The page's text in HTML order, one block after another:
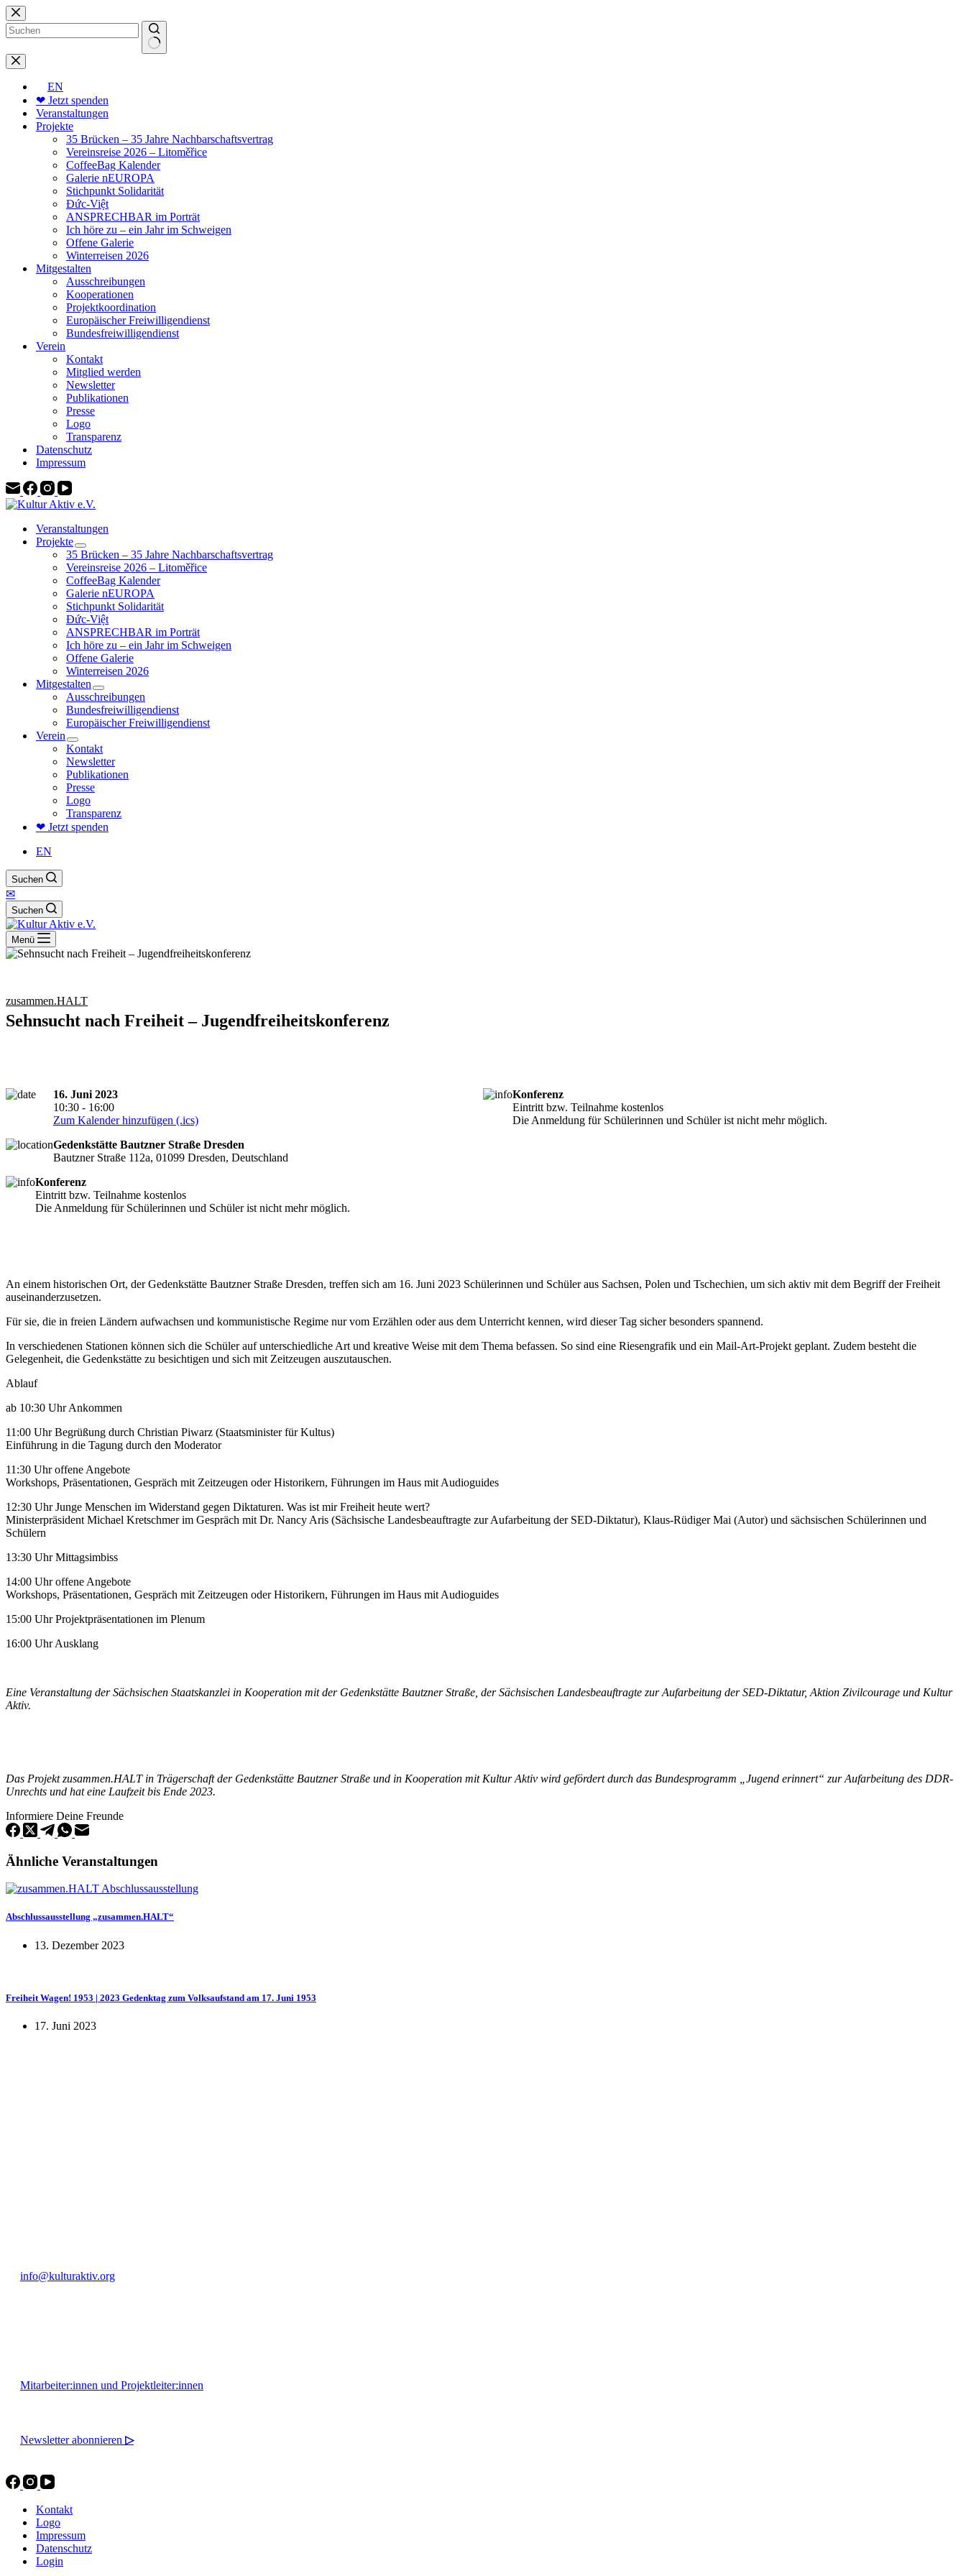
Zum
Inhalt
springen
Keine
Ergebnisse
EN
❤ Jetzt spenden
Veranstaltungen
Projekte
35 Brücken – 35 Jahre Nachbarschaftsvertrag
Vereinsreise 2026 – Litoměřice
CoffeeBag Kalender
Galerie nEUROPA
Stichpunkt Solidarität
Đức-Việt
ANSPRECHBAR im Porträt
Ich höre zu – ein Jahr im Schweigen
Offene Galerie
Winterreisen 2026
Mitgestalten
Ausschreibungen
Kooperationen
Projektkoordination
Europäischer Freiwilligendienst
Bundesfreiwilligendienst
Verein
Kontakt
Mitglied werden
Newsletter
Publikationen
Presse
Logo
Transparenz
Datenschutz
Impressum
Veranstaltungen
Projekte
35 Brücken – 35 Jahre Nachbarschaftsvertrag
Vereinsreise 2026 – Litoměřice
CoffeeBag Kalender
Galerie nEUROPA
Stichpunkt Solidarität
Đức-Việt
ANSPRECHBAR im Porträt
Ich höre zu – ein Jahr im Schweigen
Offene Galerie
Winterreisen 2026
Mitgestalten
Ausschreibungen
Bundesfreiwilligendienst
Europäischer Freiwilligendienst
Verein
Kontakt
Newsletter
Publikationen
Presse
Logo
Transparenz
❤ Jetzt spenden
EN
Suchen
✉
Suchen
Menü
zusammen.HALT
Sehnsucht nach Freiheit – Jugendfreiheitskonferenz
16. Juni 2023
10:30 - 16:00
Zum Kalender hinzufügen (.ics)
Gedenkstätte Bautzner Straße Dresden
Bautzner Straße 112a, 01099 Dresden, Deutschland
Konferenz
Eintritt bzw. Teilnahme kostenlos
Die Anmeldung für Schülerinnen und Schüler ist nicht mehr möglich.
Konferenz
Eintritt bzw. Teilnahme kostenlos
Die Anmeldung für Schülerinnen und Schüler ist nicht mehr möglich.
An einem historischen Ort, der Gedenkstätte Bautzner Straße Dresden, treffen sich am 16. Juni 2023 Schülerinnen und Schüler aus Sachsen, Polen und Tschechien, um sich aktiv mit dem Begriff der Freiheit
auseinanderzusetzen.
Für sie, die in freien Ländern aufwachsen und kommunistische Regime nur vom Erzählen oder aus dem Unterricht kennen, wird dieser Tag sicher besonders spannend.
In verschiedenen Stationen können sich die Schüler auf unterschiedliche Art und kreative Weise mit dem Thema befassen. So sind eine Riesengrafik und ein Mail-Art-Projekt geplant. Zudem besteht die
Gelegenheit, die Gedenkstätte zu besichtigen und sich mit Zeitzeugen auszutauschen.
Ablauf
ab 10:30 Uhr Ankommen
11:00 Uhr Begrüßung durch Christian Piwarz (Staatsminister für Kultus)
Einführung in die Tagung durch den Moderator
11:30 Uhr offene Angebote
Workshops, Präsentationen, Gespräch mit Zeitzeugen oder Historikern, Führungen im Haus mit Audioguides
12:30 Uhr Junge Menschen im Widerstand gegen Diktaturen. Was ist mir Freiheit heute wert?
Ministerpräsident Michael Kretschmer im Gespräch mit Dr. Nancy Aris (Sächsische Landesbeauftragte zur Aufarbeitung der SED-Diktatur), Klaus-Rüdiger Mai (Autor) und sächsischen Schülerinnen und
Schülern
13:30 Uhr Mittagsimbiss
14:00 Uhr offene Angebote
Workshops, Präsentationen, Gespräch mit Zeitzeugen oder Historikern, Führungen im Haus mit Audioguides
15:00 Uhr Projektpräsentationen im Plenum
16:00 Uhr Ausklang
Eine Veranstaltung der Sächsischen Staatskanzlei in Kooperation mit der Gedenkstätte Bautzner Straße, der Sächsischen Landesbeauftragte zur Aufarbeitung der SED-Diktatur, Aktion Zivilcourage und Kultur
Aktiv.
Das Projekt zusammen.HALT in Trägerschaft der Gedenkstätte Bautzner Straße und in Kooperation mit Kultur Aktiv wird gefördert durch das Bundesprogramm „Jugend erinnert“ zur Aufarbeitung des DDR-
Unrechts und hat eine Laufzeit bis Ende 2023.
Informiere Deine Freunde
Ähnliche Veranstaltungen
Abschlussausstellung „zusammen.HALT“
13. Dezember 2023
Freiheit Wagen! 1953 | 2023 Gedenktag zum Volksaufstand am 17. Juni 1953
17. Juni 2023
info@kulturaktiv.org
Mitarbeiter:innen und Projektleiter:innen
Newsletter abonnieren ▷
Kontakt
Logo
Impressum
Datenschutz
Login